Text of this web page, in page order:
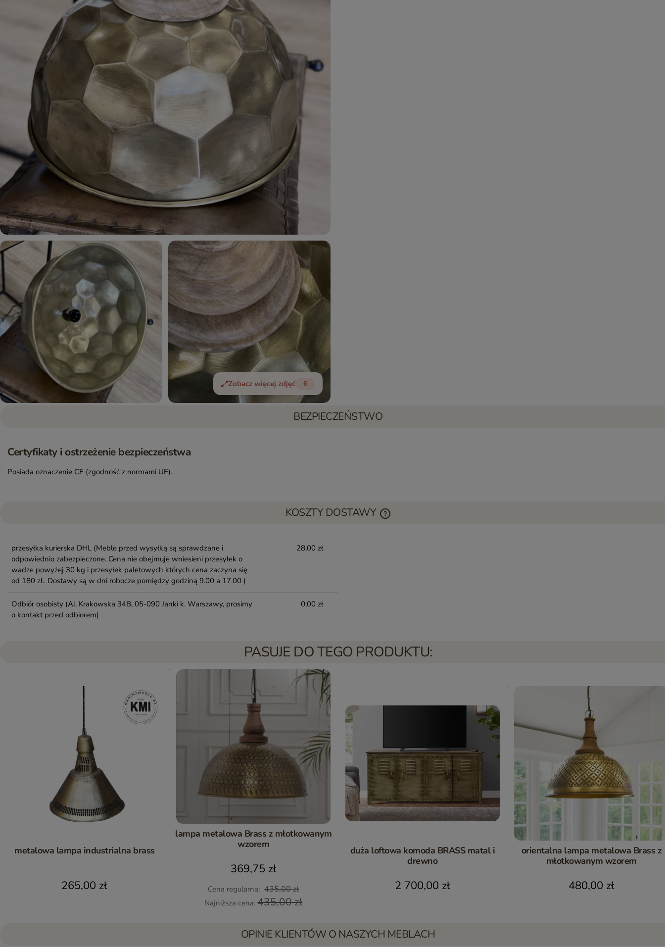
Zobacz więcej zdjęć 6
BEZPIECZEŃSTWO
Certyfikaty i ostrzeżenie bezpieczeństwa
Posiada oznaczenie CE (zgodność z normami UE).
KOSZTY DOSTAWY
przesyłka kurierska DHL(Meble przed wysyłką są sprawdzane i
odpowiednio zabezpieczone. Cena nie obejmuje wniesieni przesyłek o
wadze powyżej 30 kg i przesyłek paletowych których cena zaczyna się
od 180 zł.. Dostawy są w dni robocze pomiędzy godziną 9.00 a 17.00 )
28,00 zł
Odbiór osobisty(Al. Krakowska 34B, 05-090 Janki k. Warszawy, prosimy
o kontakt przed odbiorem)
0,00 zł
PASUJE DO TEGO PRODUKTU:
metalowa lampa industrialna brass
265,00 zł
lampa metalowa Brass z młotkowanym
wzorem
369,75 zł
Cena regularna: 435,00 zł
Najniższa cena:435,00 zł
duża loftowa komoda BRASS matal i
drewno
2 700,00 zł
orientalna lampa metalowa Brass z
młotkowanym wzorem
480,00 zł
OPINIE KLIENTÓW O NASZYCH MEBLACH